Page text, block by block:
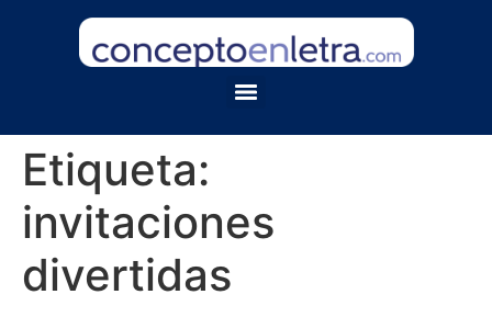
Etiqueta:
invitaciones
divertidas